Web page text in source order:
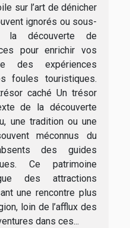
sur l’art de dénicher
ignorés ou sous-
la découverte de
pour enrichir vos
des expériences
foules touristiques.
caché Un trésor
de la découverte
une tradition ou une
méconnus du
des guides
Ce patrimoine
des attractions
une rencontre plus
loin de l’afflux des
dans ces...